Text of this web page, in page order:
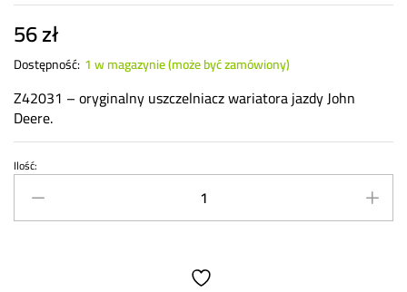
56zł
Dostępność: 1 w magazynie (może być zamówiony)
Z42031 – oryginalny uszczelniacz wariatora jazdy John
Deere.
Uszczelniacz
wariatora
jazdy
Ilość: